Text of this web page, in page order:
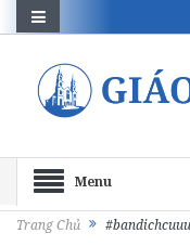
Menu
Trang Chủ